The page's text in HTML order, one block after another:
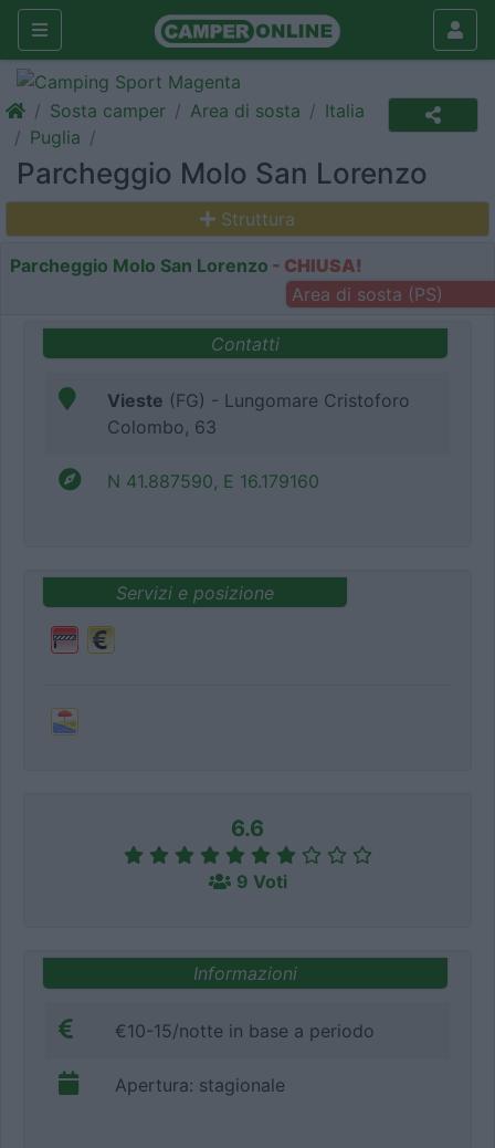
Sosta camper Area di sosta
Italia
Puglia
Parcheggio Molo San Lorenzo
Struttura
Parcheggio Molo San Lorenzo - CHIUSA!
Area di sosta (PS)
Contatti
Vieste (FG) - Lungomare Cristoforo
Colombo, 63
N 41.887590, E 16.179160
Servizi e posizione
6.6
9 Voti
Informazioni
€10-15/notte in base a periodo
Apertura: stagionale